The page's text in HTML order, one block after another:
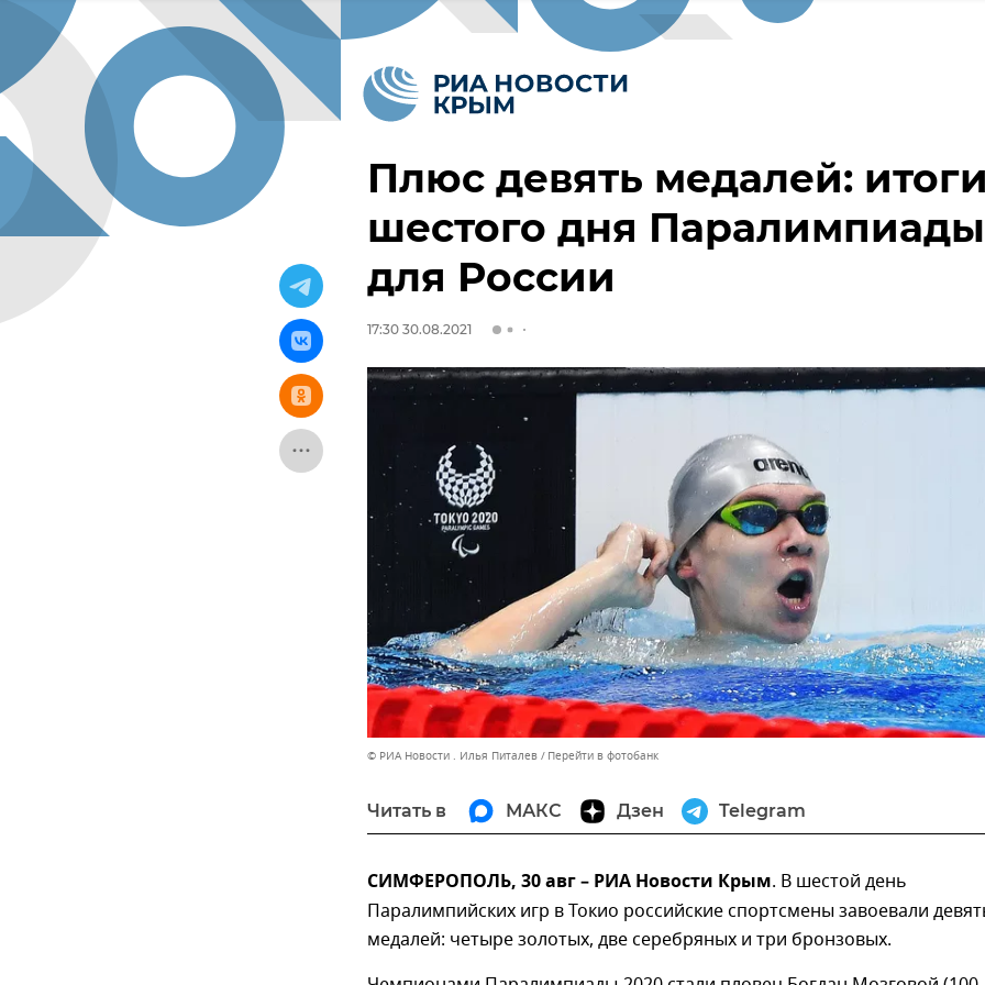
Плюс девять медалей:
шестого дня Паралимпиады
для России
17:30 30.08.2021
© РИА Новости . Илья Питалев Перейти в фотобанк
Читать в МАКС Дзен Telegram
СИМФЕРОПОЛЬ, 30 авг – РИА Новости Крым. В шестой день
Паралимпийских игр в Токио российские спортсмены завоевали
медалей: четыре золотых, две серебряных и три бронзовых.